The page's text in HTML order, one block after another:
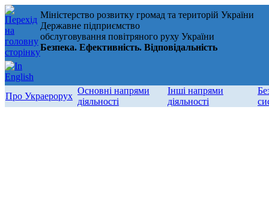
Міністерство розвитку громад та територій України
Державне підприємство
обслуговування повітряного руху України
Безпека. Ефективність. Відповідальність
Про Украерорух
Основні напрями
діяльності
Інші напрями
діяльності